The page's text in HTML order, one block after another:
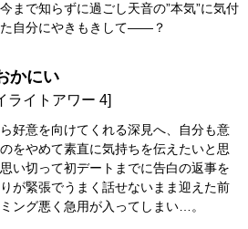
まで知らずに過ごし天音の”本気”に気付
自分にやきもきして――？
かにい
ライトアワー 4]
好意を向けてくれる深見へ、自分も意
をやめて素直に気持ちを伝えたいと思
い切って初デートまでに告白の返事を
が緊張でうまく話せないまま迎えた前
ング悪く急用が入ってしまい…。